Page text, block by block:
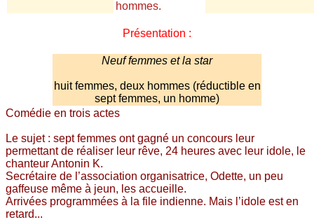
hommes.
Présentation :
Neuf femmes et la star
huit femmes, deux hommes (réductible en
sept femmes, un homme)
Comédie en trois actes
Le sujet : sept femmes ont gagné un concours leur
permettant de réaliser leur rêve, 24 heures avec leur idole, le
chanteur Antonin K.
Secrétaire de l’association organisatrice, Odette, un peu
gaffeuse même à jeun, les accueille.
Arrivées programmées à la file indienne. Mais l’idole est en
retard...